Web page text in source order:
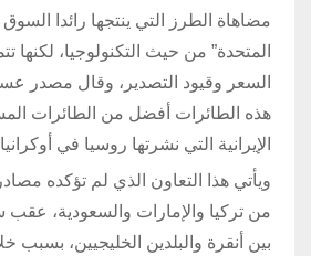
مضاهاة الطرز التي ينتجها رائدا السوق
المتحدة” من حيث التكنولوجيا، لكنها
السعر وقيود التصدير، وقال مصدر
هذه الطائرات أفضل من الطائرات
الإيرانية التي نشرتها روسيا في
ويأتي هذا التعاون الذي لم تؤكده
من تركيا والإمارات والسعودية،
بين أنقرة والبلدين الخليجيين،